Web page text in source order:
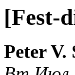
[Fest-
Peter V.